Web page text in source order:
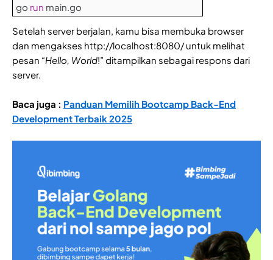
go run main.go
Setelah server berjalan, kamu bisa membuka browser
dan mengakses http://localhost:8080/ untuk melihat
pesan “Hello, World!” ditampilkan sebagai respons dari
server.
Baca juga : Panduan Memilih Bootcamp Back-End
Development Terbaik 2025